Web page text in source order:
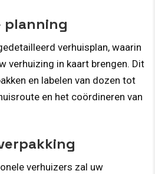
planning
verhuisplan, waarin
verhuizing in kaart brengen. Dit
en labelen van dozen tot
en het coördineren van
verhuizers zal uw